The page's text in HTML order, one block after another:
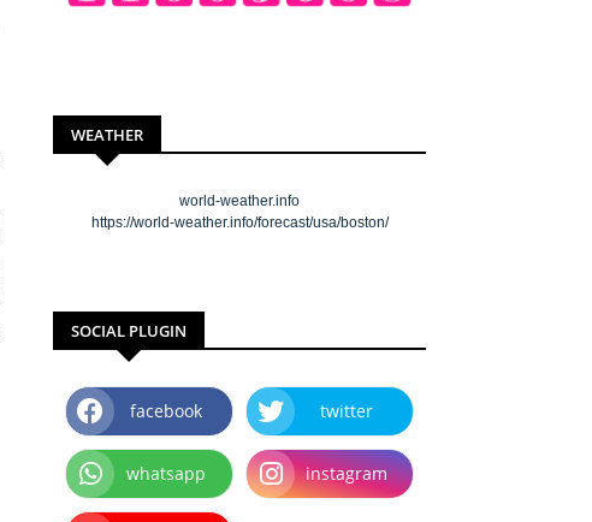
WEATHER
world-weather.info
https://world-weather.info/forecast/usa/boston/
SOCIAL PLUGIN
facebook twitter
whatsapp instagram